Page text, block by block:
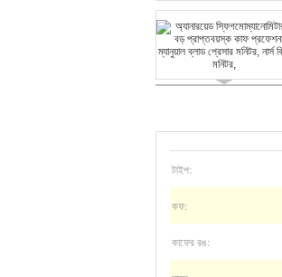
টাইপ:
কফ:
কাফের রঙ: